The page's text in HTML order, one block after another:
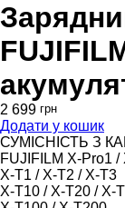
2 699 грн
Додати у кошик
СУМІСНІСТЬ З
FUJIFILM X-Pro1
X-T1 / X-T2 / X-T3
X-T10 / X-T20 / X-